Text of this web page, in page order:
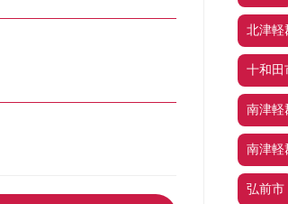
北津軽
十和田
南津軽
南津軽
弘前市